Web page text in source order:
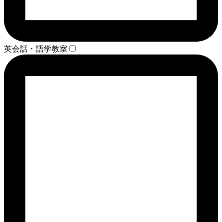
英会話・語学教室